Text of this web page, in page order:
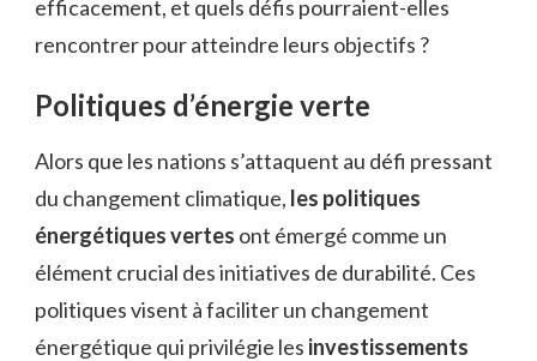
efficacement, et quels défis pourraient-elles
rencontrer pour atteindre leurs objectifs ?
Politiques d’énergie verte
Alors que les nations s’attaquent au défi pressant
du changement climatique, les politiques
énergétiques vertes ont émergé comme un
élément crucial des initiatives de durabilité. Ces
politiques visent à faciliter un changement
énergétique qui privilégie les investissements